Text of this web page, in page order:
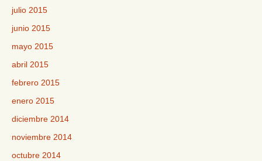
julio 2015
junio 2015
mayo 2015
abril 2015
febrero 2015
enero 2015
diciembre 2014
noviembre 2014
octubre 2014